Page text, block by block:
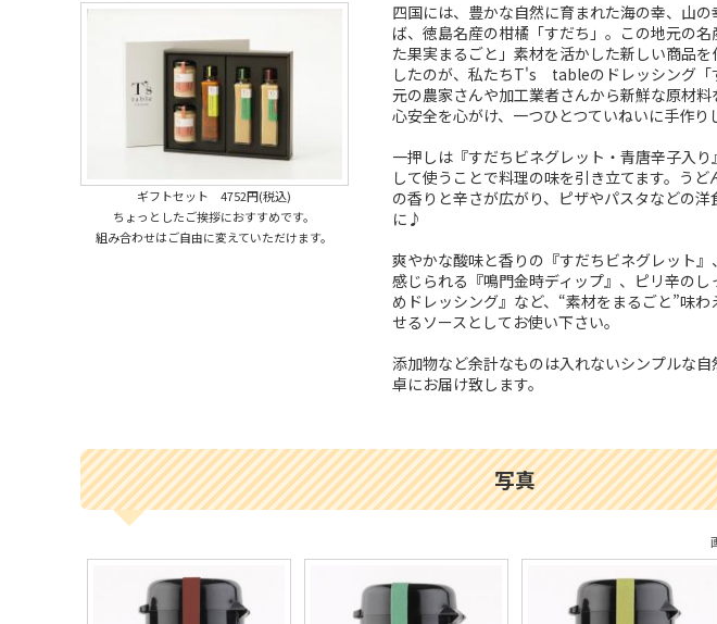
ギフトセット 4752円(税込)
ちょっとしたご挨拶におすすめです。
組み合わせはご自由に変えていただけます。
四国には、豊かな自然に育まれた海の幸、山
ば、徳島名産の柑橘「すだち」。この地元の
た果実まるごと」素材を活かした新しい商品
したのが、私たちT's tableのドレッシング「
元の農家さんや加工業者さんから新鮮な原材
心安全を心がけ、一つひとつていねいに手作り
一押しは『すだちビネグレット・青唐辛子入
して使うことで料理の味を引き立てます。う
の香りと辛さが広がり、ピザやパスタなどの
に♪
爽やかな酸味と香りの『すだちビネグレット
感じられる『鳴門金時ディップ』、ピリ辛の
めドレッシング』など、“素材をまるごと”味
せるソースとしてお使い下さい。
添加物など余計なものは入れないシンプルな
卓にお届け致します。
写真